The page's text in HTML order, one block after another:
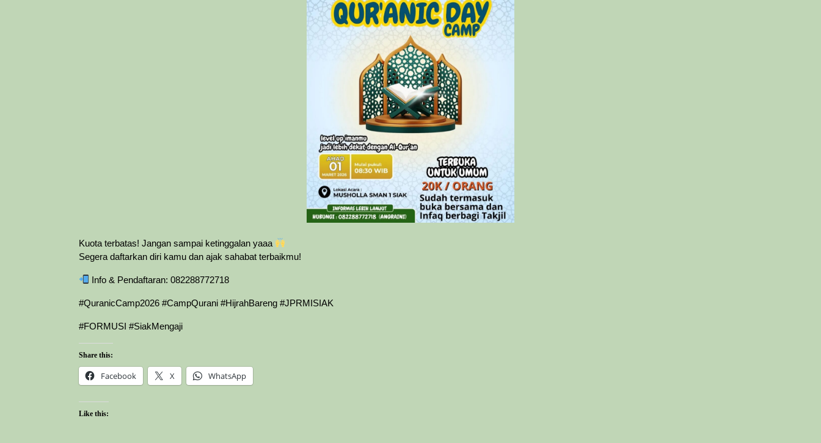
Kuota terbatas! Jangan sampai ketinggalan yaaa
Segera daftarkan diri kamu dan ajak sahabat terbaikmu!
Info & Pendaftaran: 082288772718
#QuranicCamp2026 #CampQurani #HijrahBareng #JPRMISIAK
#FORMUSI #SiakMengaji
Share this:
Facebook X WhatsApp
Like this: